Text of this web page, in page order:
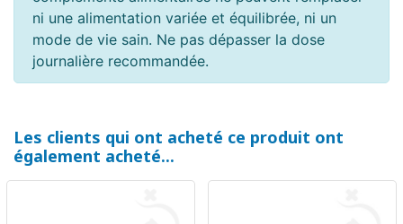
ni une alimentation variée et équilibrée, ni un
mode de vie sain. Ne pas dépasser la dose
journalière recommandée.
Les clients qui ont acheté ce produit ont
également acheté...